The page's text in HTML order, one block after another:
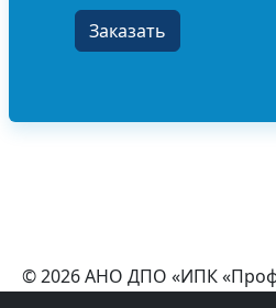
© 2026 АНО ДПО «ИПК